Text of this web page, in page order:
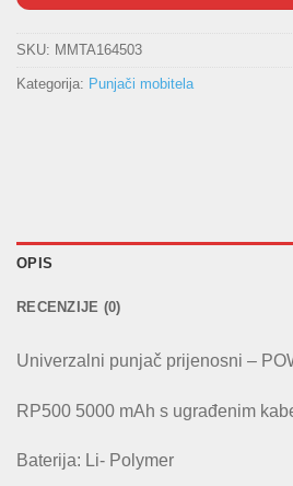
SKU: MMTA164503
Kategorija: Punjači mobitela
OPIS
RECENZIJE (0)
Univerzalni punjač prijenosni –
RP500 5000 mAh s ugrađenim
Baterija: Li- Polymer